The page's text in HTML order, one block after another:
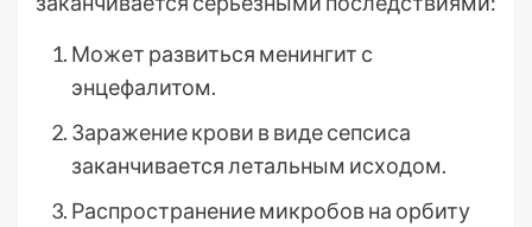
Может развиться менингит с
энцефалитом.
Заражение крови в виде сепсиса
заканчивается летальным исходом.
Распространение микробов на орбиту